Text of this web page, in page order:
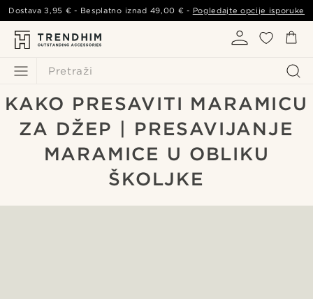
Pretraži
Dostava3,95 € - Besplatno iznad 49,00 € - Pogledajte opcije isporuke
KAKO PRESAVITI MARAMICU
ZA DŽEP | PRESAVIJANJE
MARAMICE U OBLIKU
ŠKOLJKE